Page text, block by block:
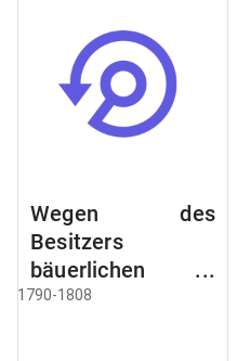
Wegen des
Besitzers
bäuerlichen
Grundstücke, den
1790-1808